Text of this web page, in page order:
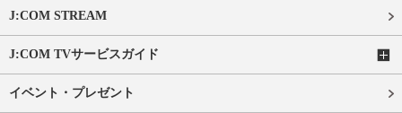
J:COM STREAM
J:COM TVサービスガイド
イベント・プレゼント